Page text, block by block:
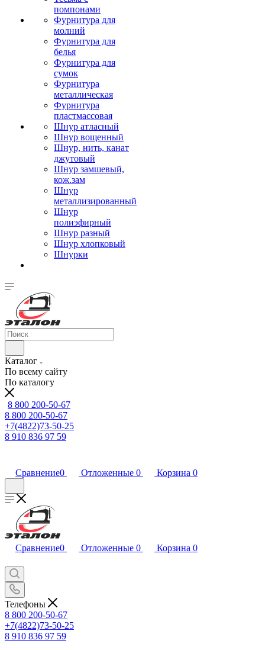
помпонами
Фурнитура для
молний
Фурнитура для
белья
Фурнитура для
сумок
Фурнитура
металлическая
Фурнитура
пластмассовая
Шнур атласный
Шнур вощенный
Шнур, нить, канат
джутовый
Шнур замшевый,
кож.зам
Шнур
металлизированный
Шнур
полиэфирный
Шнур разный
Шнур хлопковый
Шнурки
Каталог
По всему сайту
По каталогу
8 800 200-50-67
8 800 200-50-67
+7(4822)73-50-25
8 910 836 97 59
Сравнение0 Отложенные 0 Корзина 0
Сравнение0 Отложенные 0 Корзина 0
Телефоны
8 800 200-50-67
+7(4822)73-50-25
8 910 836 97 59